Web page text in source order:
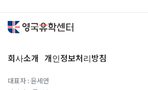
회사소개 개인정보처리방침
대표자 : 윤세연